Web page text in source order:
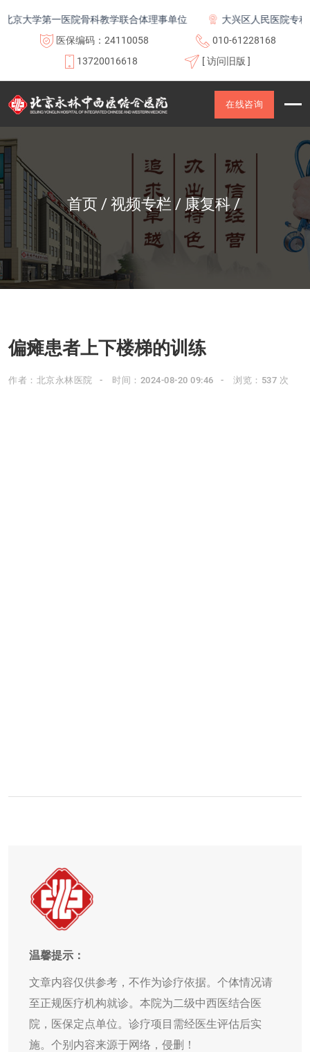
大学第一医院骨科教学联合体理事单位
大兴区人民医院专科联
医保编码：24110058
010-61228168
13720016618
[ 访问旧版 ]
在线咨询
首页 视频专栏 康复科
偏瘫患者上下楼梯的训练
作者：北京永林医院 时间：2024-08-20 09:46 浏览：537 次
温馨提示：
文章内容仅供参考，不作为诊疗依据。个体情况请
至正规医疗机构就诊。本院为二级中西医结合医
院，医保定点单位。诊疗项目需经医生评估后实
施。个别内容来源于网络，侵删！